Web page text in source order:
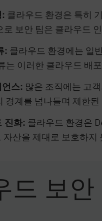
클라우드 환경은 특히
로 보안 팀은 클라우드
: 클라우드 환경에는 일
는 이러한 클라우드 배
스: 많은 조직에는 고
경계를 넘나들며 제한
진화: 클라우드 환경은
자산을 제대로 보호하
드 보